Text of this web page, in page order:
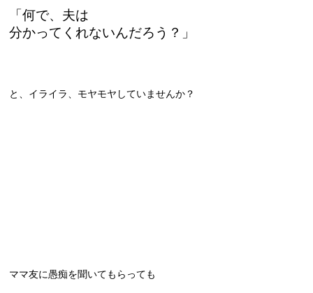
「何で、夫は
分かってくれないんだろう？」
と、イライラ、モヤモヤしていませんか？
ママ友に愚痴を聞いてもらっても